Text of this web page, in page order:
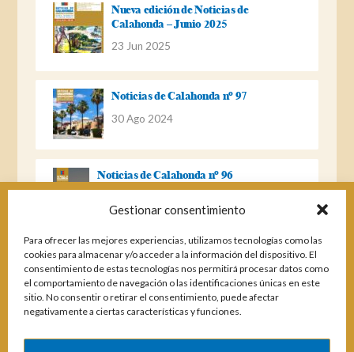
Gestionar consentimiento
Para ofrecer las mejores experiencias, utilizamos tecnologías como las
cookies para almacenar y/o acceder a la información del dispositivo. El
consentimiento de estas tecnologías nos permitirá procesar datos como
el comportamiento de navegación o las identificaciones únicas en este
sitio. No consentir o retirar el consentimiento, puede afectar
negativamente a ciertas características y funciones.
Nueva edición de Noticias de
Calahonda – Junio 2025
23 Jun 2025
Noticias de Calahonda nº 97
30 Ago 2024
Noticias de Calahonda nº 96
Noticias de Calahonda Nº 95
04 Ene 2023